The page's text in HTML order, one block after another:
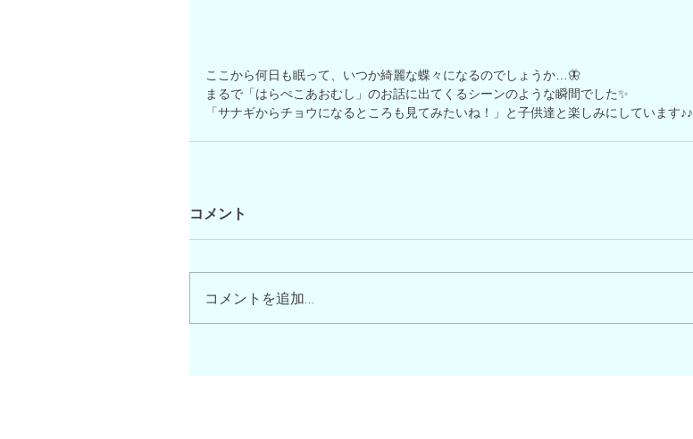
ここから何日も眠って、いつか綺麗な蝶々になるのでしょうか…🦋
まるで「はらぺこあおむし」のお話に出てくるシーンのような瞬間でした✨
「サナギからチョウになるところも見てみたいね！」と子供達と楽しみにしています♪♪
コメント
コメントを追加…